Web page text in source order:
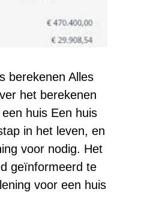
berekenen Alles
het berekenen
huis Een huis
in het leven, en
voor nodig. Het
geïnformeerd te
voor een huis